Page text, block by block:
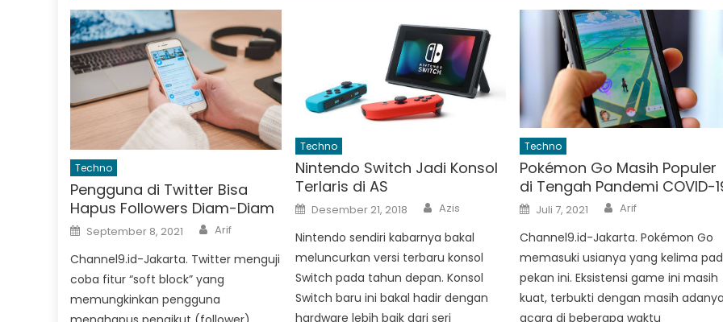
Techno
Pengguna di Twitter Bisa
Hapus Followers Diam-Diam
Posted
on
September 8, 2021 Author
Arif
Channel9.id-Jakarta. Twitter menguji
coba fitur “soft block” yang
memungkinkan pengguna
Techno
Nintendo Switch Jadi Konsol
Terlaris di AS
Posted
on
Desember 21, 2018 Author
Azis
Nintendo sendiri kabarnya bakal
meluncurkan versi terbaru konsol
Switch pada tahun depan. Konsol
Switch baru ini bakal hadir dengan
hardware lebih baik dari seri
Techno
Pokémon Go Masih Populer
di Tengah Pandemi COVID-
Posted
on
Juli 7, 2021 Author
Arif
Channel9.id-Jakarta. Pokémon Go
memasuki usianya yang kelima
pekan ini. Eksistensi game ini masih
kuat, terbukti dengan masih
acara di beberapa waktu